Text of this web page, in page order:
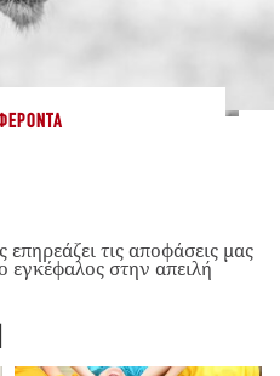
τις αποφάσεις μας
εγκέφαλος στην απειλή